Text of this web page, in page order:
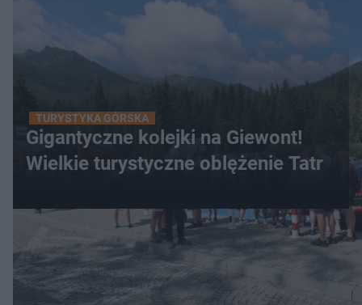
TURYSTYKA GÓRSKA
Gigantyczne kolejki na Giewont!
Wielkie turystyczne oblężenie Tatr
WIĘCEJ